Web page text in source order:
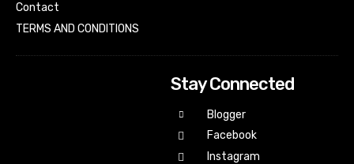
Contact
TERMS AND CONDITIONS
Stay Connected
Blogger
Facebook
Instagram